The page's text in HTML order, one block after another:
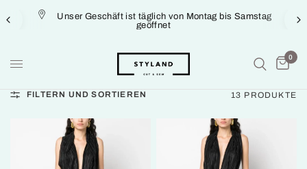
Unser Geschäft ist täglich von Montag bis Samstag
geöffnet
0
FILTERN UND SORTIEREN 13 PRODUKTE